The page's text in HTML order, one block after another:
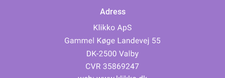
Adress